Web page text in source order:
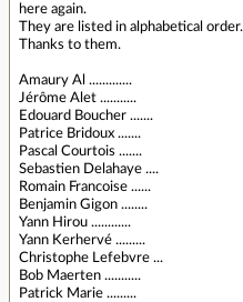
here again.
They are listed in alphabetical order.
Thanks to them.
Amaury Al .............
Jérôme Alet ...........
Edouard Boucher .......
Patrice Bridoux .......
Pascal Courtois .......
Sebastien Delahaye ....
Romain Francoise ......
Benjamin Gigon ........
Yann Hirou ............
Yann Kerhervé .........
Christophe Lefebvre ...
Bob Maerten ...........
Patrick Marie .........